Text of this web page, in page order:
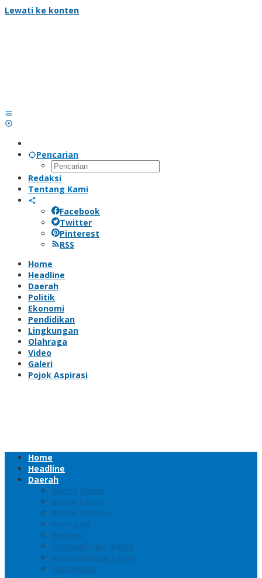
Lewati ke konten
Pencarian
Redaksi
Tentang Kami
Facebook
Twitter
Pinterest
RSS
Home
Headline
Daerah
Politik
Ekonomi
Pendidikan
Lingkungan
Olahraga
Video
Galeri
Pojok Aspirasi
Home
Headline
Daerah
Barito Timur
Barito Utara
Barito Selatan
Katingan
Kapuas
Kotawaringin Barat
Kotawaringin Timur
Lamandau